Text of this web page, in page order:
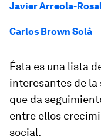
Javier Arreola-
Carlos Brown Solà
Ésta es una lista
interesantes de la
que da
entre ellos
social.